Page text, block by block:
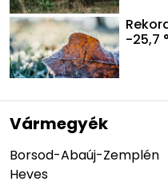
-25,7
Vármegyék
Borsod-Abaúj-Zemplén
Heves